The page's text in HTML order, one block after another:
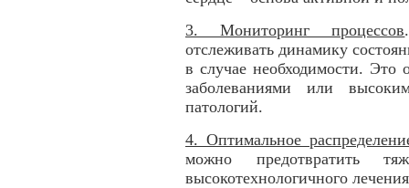
3. Мониторинг процессов
отслеживать динамику
в случае необходимости.
заболеваниями или
патологий.
4. Оптимальное
можно предотвратить
высокотехнологичного